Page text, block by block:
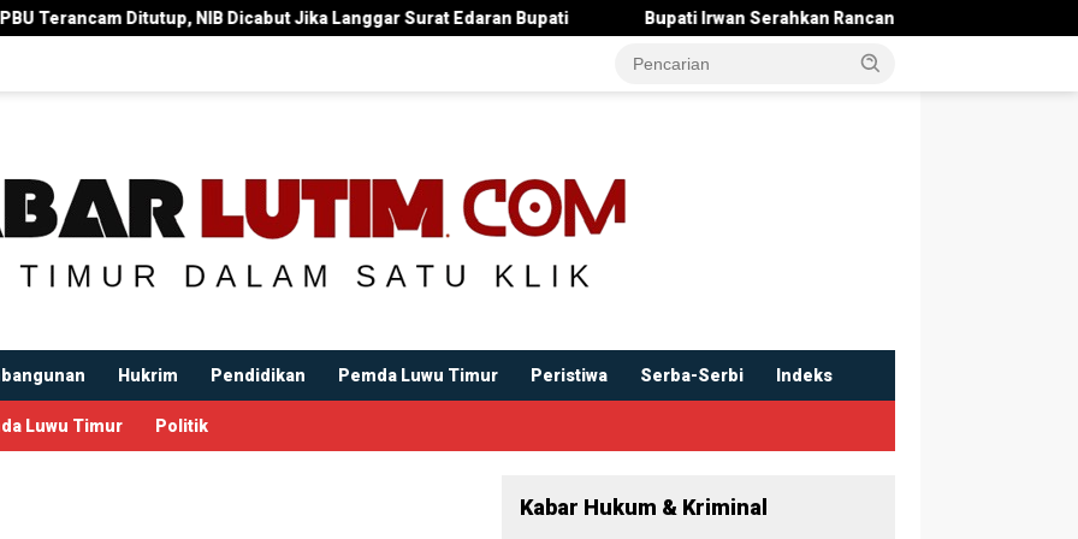
Dicabut Jika Langgar Surat Edaran Bupati Bupati Irwan Serahkan Rancangan KUA-PPAS 2027 , Pendapatan Ditarget
Hukrim Pendidikan Pemda Luwu Timur Peristiwa Serba-Serbi Indeks
Luwu Timur Politik
Kabar Hukum & Kriminal